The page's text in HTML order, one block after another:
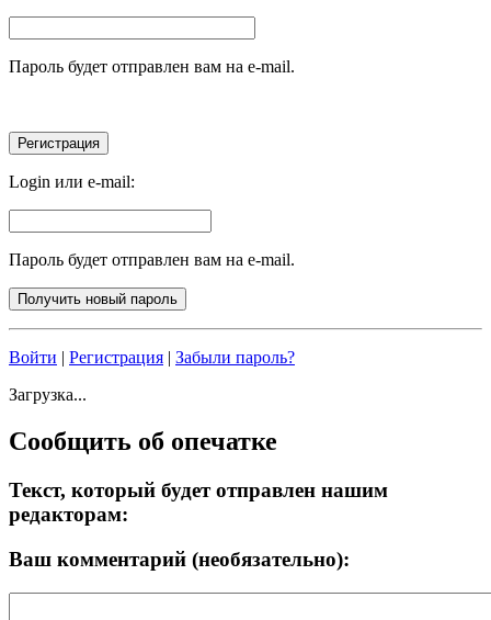
Пароль будет отправлен вам на e-mail.
Login или e-mail:
Пароль будет отправлен вам на e-mail.
Войти | Регистрация | Забыли пароль?
Загрузка...
Сообщить об опечатке
Текст, который будет отправлен нашим
редакторам:
Ваш комментарий (необязательно):